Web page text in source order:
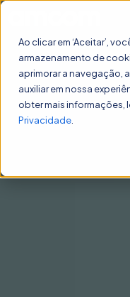
Ao clicar em ‘Aceitar’,
armazenamento de
aprimorar a navegação,
auxiliar em nossa
obter mais informações,
Privacidade